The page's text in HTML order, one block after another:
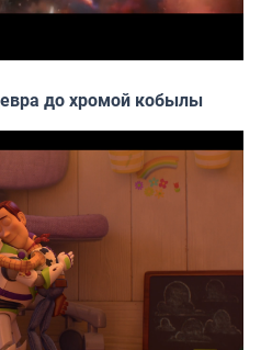
до хромой кобылы